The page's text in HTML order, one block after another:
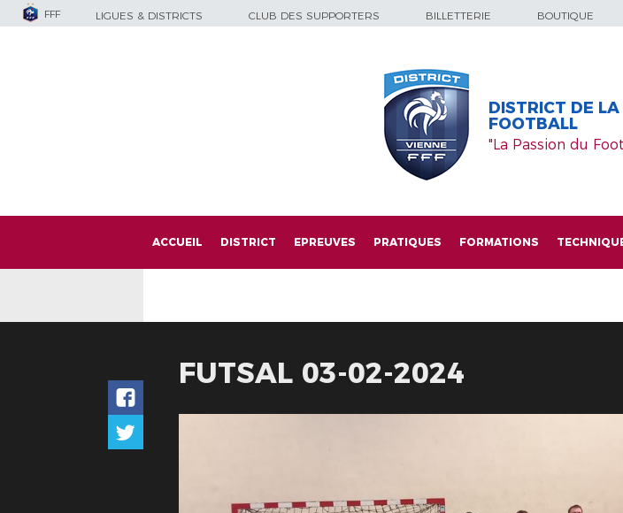
FFF LIGUES & DISTRICTS CLUB DES SUPPORTERS BILLETTERIE BOUTIQUE
DISTRICT DE
FOOTBALL
"La Passion du
ACCUEIL DISTRICT EPREUVES PRATIQUES FORMATIONS
FUTSAL 03-02-2024